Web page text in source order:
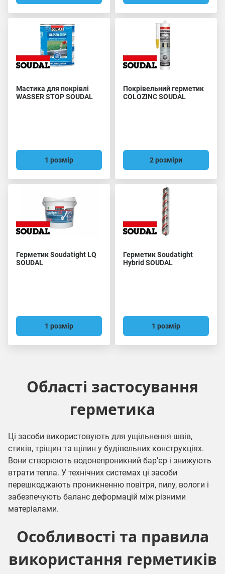
Мастика для покрівлі
WASSER STOP SOUDAL
1 розмір
Покрівельний герметик
COLOZINC SOUDAL
2 розміри
Герметик Soudatight LQ
SOUDAL
1 розмір
Герметик Soudatight
Hybrid SOUDAL
1 розмір
Області застосування
герметика
Ці засоби використовують для ущільнення швів,
стиків, тріщин та щілин у будівельних конструкціях.
Вони створюють водонепроникний бар’єр і знижують
втрати тепла. У технічних системах ці засоби
перешкоджають проникненню повітря, пилу, вологи і
забезпечують баланс деформацій між різними
матеріалами.
Особливості та правила
використання герметиків